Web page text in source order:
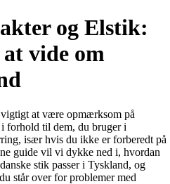
og Elstik:
vide om
at være opmærksom på
forhold til dem, du bruger i
især hvis du ikke er forberedt på
guide vil vi dykke ned i, hvordan
stik passer i Tyskland, og
står over for problemer med